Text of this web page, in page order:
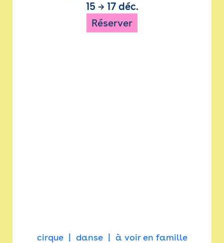
15 → 17 déc.
Réserver
cirque danse à voir en famille